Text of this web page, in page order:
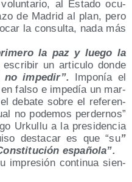
al Esta­do ocu­
de Madrid al plan, pero
la con­sul­ta, nada más
la paz y lue­go la
escri­bir un articu­lo don­de
no impe­dir”. Impo­nía el
fal­so e impe­día un mar­
deba­te sobre el refe­ren­
no pode­mos per­der­nos”
Urku­llu a la pre­si­den­cia
des­ta­car es que “su”
española”.
impre­sión con­ti­nua sien­